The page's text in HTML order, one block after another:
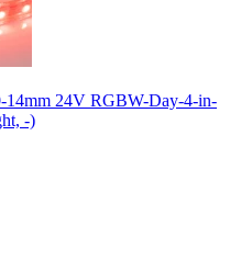
14mm 24V RGBW-Day-4-in-
-)